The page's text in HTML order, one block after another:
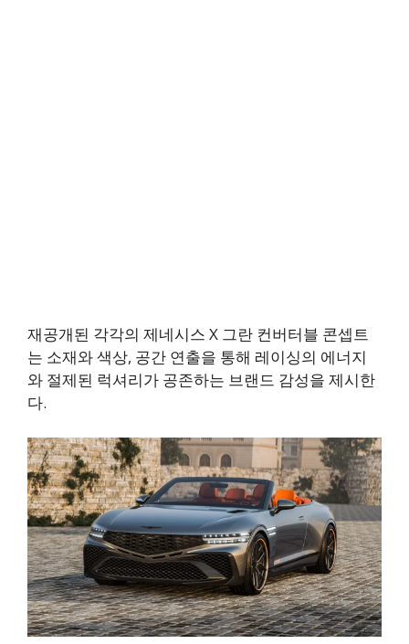
재공개된 각각의 제네시스 X 그란 컨버터블 콘셉트
는 소재와 색상, 공간 연출을 통해 레이싱의 에너지
와 절제된 럭셔리가 공존하는 브랜드 감성을 제시한
다.